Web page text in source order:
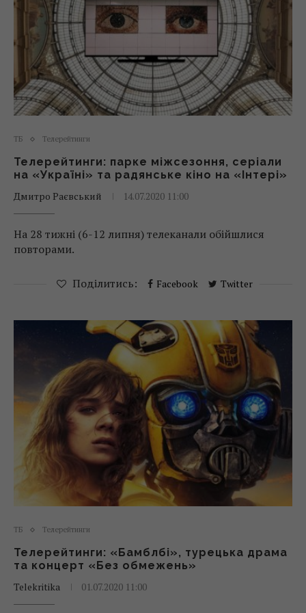
ТБ Телерейтинги
Телерейтинги: парке міжсезоння, серіали
на «Україні» та радянське кіно на «Інтері»
Дмитро Раєвський
14.07.2020 11:00
На 28 тижні (6-12 липня) телеканали обійшлися
повторами.
Поділитись: Facebook Twitter
ТБ Телерейтинги
Телерейтинги: «Бамблбі», турецька драма
та концерт «Без обмежень»
Telekritika
01.07.2020 11:00